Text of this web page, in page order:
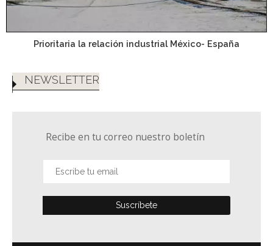
Prioritaria la relación industrial México- España
NEWSLETTER
Recibe en tu correo nuestro boletín